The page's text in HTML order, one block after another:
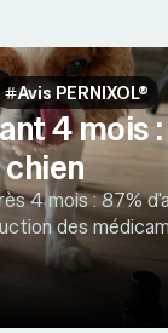
Avis PERNIXOL®
4 mois
4 mois : 87%
des
de chiens